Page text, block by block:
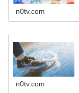
n0tv.com
n0tv.com